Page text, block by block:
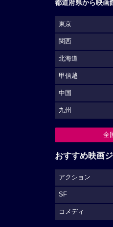
都道府県から映画
東京
関西
北海道
甲信越
中国
九州
全
おすすめ映画
アクション
SF
コメディ